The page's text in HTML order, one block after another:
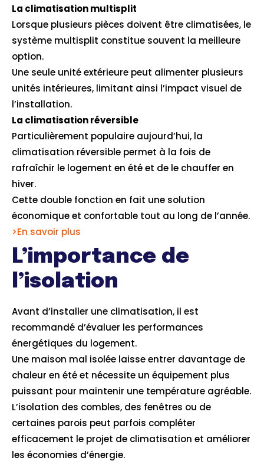
La climatisation multisplit
Lorsque plusieurs pièces doivent être climatisées, le
système multisplit constitue souvent la meilleure
option.
Une seule unité extérieure peut alimenter plusieurs
unités intérieures, limitant ainsi l’impact visuel de
l’installation.
La climatisation réversible
Particulièrement populaire aujourd’hui, la
climatisation réversible permet à la fois de
rafraîchir le logement en été et de le chauffer en
hiver.
Cette double fonction en fait une solution
économique et confortable tout au long de l’année.
>En savoir plus
L’importance de
l’isolation
Avant d’installer une climatisation, il est
recommandé d’évaluer les performances
énergétiques du logement.
Une maison mal isolée laisse entrer davantage de
chaleur en été et nécessite un équipement plus
puissant pour maintenir une température agréable.
L’isolation des combles, des fenêtres ou de
certaines parois peut parfois compléter
efficacement le projet de climatisation et améliorer
les économies d’énergie.